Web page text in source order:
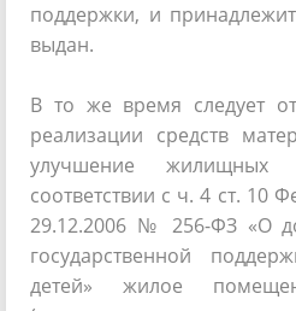
поддержки, и
выдан.
В то же время следует
реализации средств
улучшение
соответствии с ч. 4 ст. 10
29.12.2006 № 256-ФЗ «О
государственной
детей» жилое